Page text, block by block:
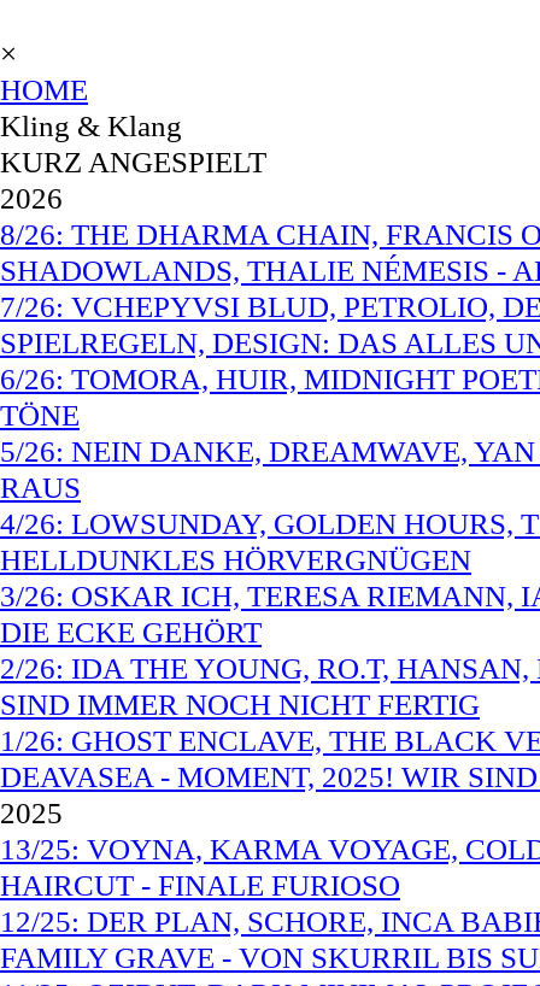
×
HOME
Kling & Klang
KURZ ANGESPIELT
2026
8/26: THE DHARMA CHAIN, FRANCIS
SHADOWLANDS, THALIE NÉMESIS -
7/26: VCHEPYVSI BLUD, PETROLIO,
SPIELREGELN, DESIGN: DAS ALLES
6/26: TOMORA, HUIR, MIDNIGHT
TÖNE
5/26: NEIN DANKE, DREAMWAVE,
RAUS
4/26: LOWSUNDAY, GOLDEN HOURS,
HELLDUNKLES HÖRVERGNÜGEN
3/26: OSKAR ICH, TERESA RIEMANN,
DIE ECKE GEHÖRT
2/26: IDA THE YOUNG, RO.T,
SIND IMMER NOCH NICHT FERTIG
1/26: GHOST ENCLAVE, THE BLACK
DEAVASEA - MOMENT, 2025! WIR
2025
13/25: VOYNA, KARMA VOYAGE,
HAIRCUT - FINALE FURIOSO
12/25: DER PLAN, SCHORE, INCA
FAMILY GRAVE - VON SKURRIL BIS